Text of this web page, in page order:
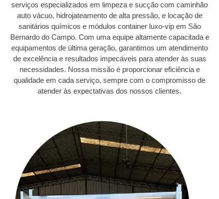
serviços especializados em limpeza e sucção com caminhão
auto vácuo, hidrojateamento de alta pressão, e locação de
sanitários químicos e módulos container luxo-vip em São
Bernardo do Campo. Com uma equipe altamente capacitada e
equipamentos de última geração, garantimos um atendimento
de excelência e resultados impecáveis para atender às suas
necessidades. Nossa missão é proporcionar eficiência e
qualidade em cada serviço, sempre com o compromisso de
atender às expectativas dos nossos clientes.